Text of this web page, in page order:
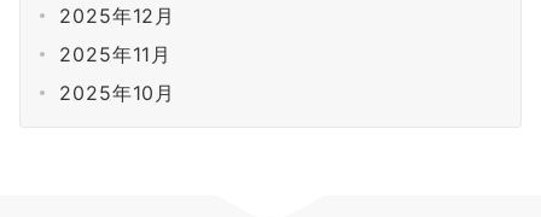
2025年12月
2025年11月
2025年10月